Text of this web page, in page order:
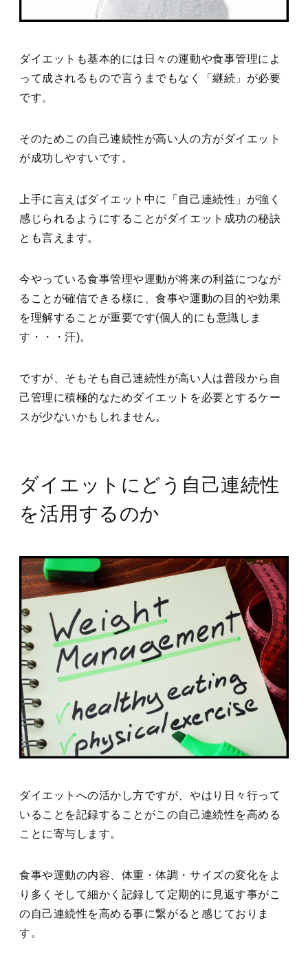
ダイエットも基本的には日々の運動や食事管理によ
って成されるもので言うまでもなく「継続」が必要
です。
そのためこの自己連続性が高い人の方がダイエット
が成功しやすいです。
上手に言えばダイエット中に「自己連続性」が強く
感じられるようにすることがダイエット成功の秘訣
とも言えます。
今やっている食事管理や運動が将来の利益につなが
ることが確信できる様に、食事や運動の目的や効果
を理解することが重要です(個人的にも意識しま
す・・・汗)。
ですが、そもそも自己連続性が高い人は普段から自
己管理に積極的なためダイエットを必要とするケー
スが少ないかもしれません。
ダイエットにどう自己連続性
を活用するのか
ダイエットへの活かし方ですが、やはり日々行って
いることを記録することがこの自己連続性を高める
ことに寄与します。
食事や運動の内容、体重・体調・サイズの変化をよ
り多くそして細かく記録して定期的に見返す事がこ
の自己連続性を高める事に繋がると感じておりま
す。